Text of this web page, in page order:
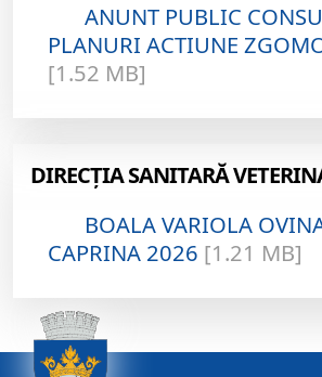
ANUNT PUBLIC
PLANURI ACTIUNE
[1.52 MB]
DIRECȚIA SANITARĂ
BOALA VARIOLA
CAPRINA 2026 [1.21 MB]